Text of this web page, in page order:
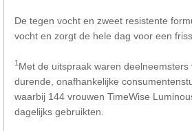
De tegen vocht en zweet resistente
vocht en zorgt de hele dag voor een
1 Met de uitspraak waren deelneemsters
durende, onafhankelijke
waarbij 144 vrouwen TimeWise
dagelijks gebruikten.